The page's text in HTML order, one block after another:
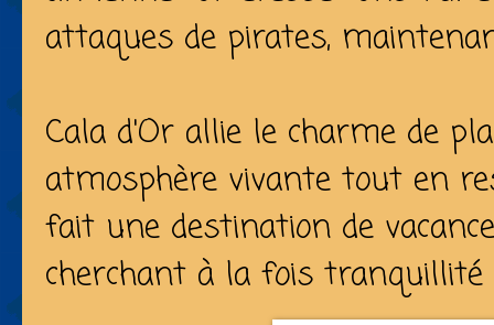
attaques de pirates,
Cala d'Or allie le charme de
atmosphère vivante tout en
fait une destination de
cherchant à la fois tranquillité